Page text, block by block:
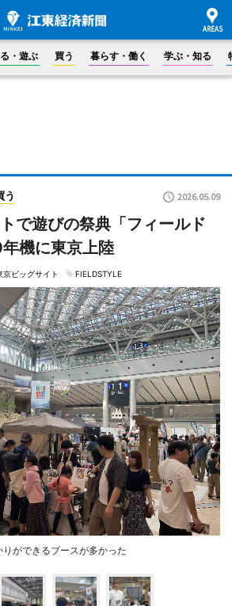
・遊ぶ 買う 暮らす・働く 学ぶ・知る
う 2026.05.09
で遊びの祭典「フィールド
機に東京上陸
京ビッグサイト FIELDSTYLE
ができるブースが多かった